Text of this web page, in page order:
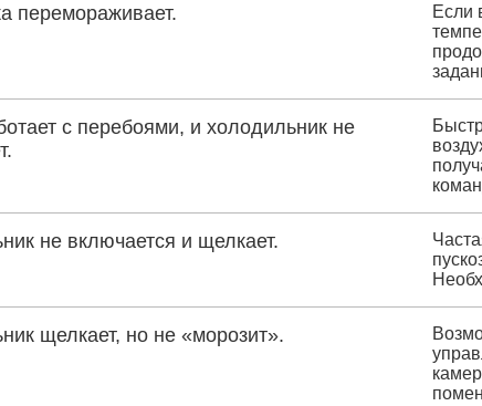
перемораживает.
Если
с перебоями, и холодильник не
не включается и щелкает.
щелкает, но не «морозит».